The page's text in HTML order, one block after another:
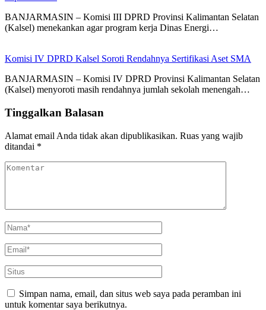
BANJARMASIN – Komisi III DPRD Provinsi Kalimantan Selatan
(Kalsel) menekankan agar program kerja Dinas Energi…
Komisi IV DPRD Kalsel Soroti Rendahnya Sertifikasi Aset SMA
BANJARMASIN – Komisi IV DPRD Provinsi Kalimantan Selatan
(Kalsel) menyoroti masih rendahnya jumlah sekolah menengah…
Tinggalkan Balasan
Alamat email Anda tidak akan dipublikasikan. Ruas yang wajib
ditandai *
Simpan nama, email, dan situs web saya pada peramban ini
untuk komentar saya berikutnya.